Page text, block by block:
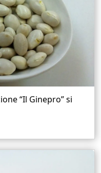
“Il Ginepro” si